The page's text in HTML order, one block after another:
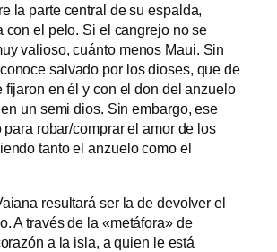
la parte central de su espalda,
con el pelo. Si el cangrejo no se
valioso, cuánto menos Maui. Sin
salvado por los dioses, que de
fijaron en él y con el don del anzuelo
un semi dios. Sin embargo, ese
robar/comprar el amor de los
tanto el anzuelo como el
resultará ser la de devolver el
A través de la «metáfora» de
a la isla, a quien le está